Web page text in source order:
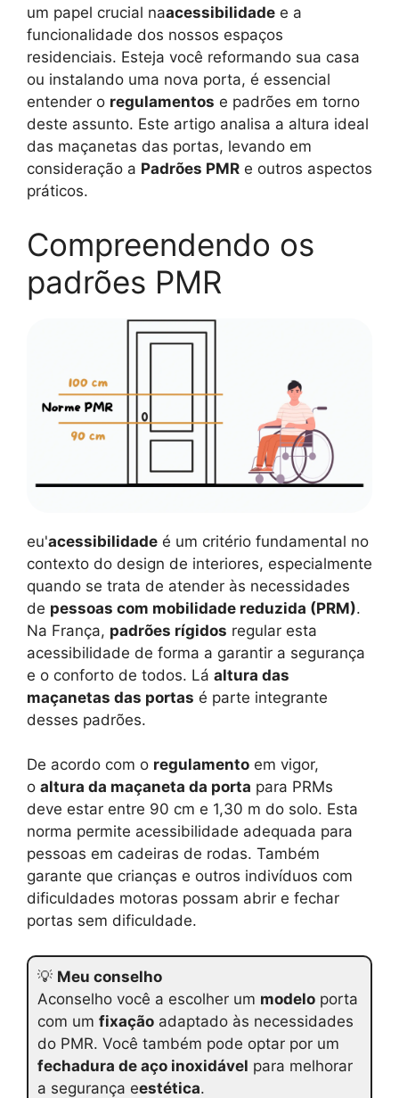
um papel crucial naacessibilidade e a
funcionalidade dos nossos espaços
residenciais. Esteja você reformando sua casa
ou instalando uma nova porta, é essencial
entender o regulamentos e padrões em torno
deste assunto. Este artigo analisa a altura ideal
das maçanetas das portas, levando em
consideração a Padrões PMR e outros aspectos
práticos.
Compreendendo os
padrões PMR
eu'acessibilidade é um critério fundamental no
contexto do design de interiores, especialmente
quando se trata de atender às necessidades
de pessoas com mobilidade reduzida (PRM).
Na França, padrões rígidos regular esta
acessibilidade de forma a garantir a segurança
e o conforto de todos. Lá altura das
maçanetas das portas é parte integrante
desses padrões.
De acordo com o regulamento em vigor,
o altura da maçaneta da porta para PRMs
deve estar entre 90 cm e 1,30 m do solo. Esta
norma permite acessibilidade adequada para
pessoas em cadeiras de rodas. Também
garante que crianças e outros indivíduos com
dificuldades motoras possam abrir e fechar
portas sem dificuldade.
💡 Meu conselho
Aconselho você a escolher um modelo porta
com um fixação adaptado às necessidades
do PMR. Você também pode optar por um
fechadura de aço inoxidável para melhorar
a segurança eestética.